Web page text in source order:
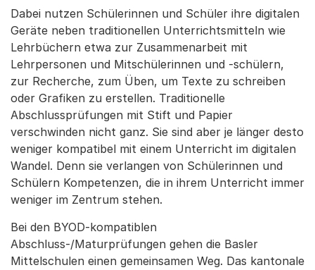
Dabei nutzen Schülerinnen und Schüler ihre digitalen
Geräte neben traditionellen Unterrichtsmitteln wie
Lehrbüchern etwa zur Zusammenarbeit mit
Lehrpersonen und Mitschülerinnen und -schülern,
zur Recherche, zum Üben, um Texte zu schreiben
oder Grafiken zu erstellen. Traditionelle
Abschlussprüfungen mit Stift und Papier
verschwinden nicht ganz. Sie sind aber je länger desto
weniger kompatibel mit einem Unterricht im digitalen
Wandel. Denn sie verlangen von Schülerinnen und
Schülern Kompetenzen, die in ihrem Unterricht immer
weniger im Zentrum stehen.
Bei den BYOD-kompatiblen
Abschluss-/Maturprüfungen gehen die Basler
Mittelschulen einen gemeinsamen Weg. Das kantonale